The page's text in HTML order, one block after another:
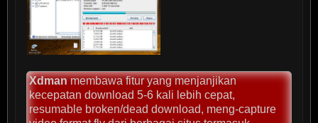
Xdmanmembawa fitur yang menjanjikan
kecepatan download 5-6 kali lebih cepat,
resumable broken/dead download, meng-capture